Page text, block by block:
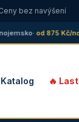
bez navýšení
· od 875 Kč/noc
Katalog 🔥